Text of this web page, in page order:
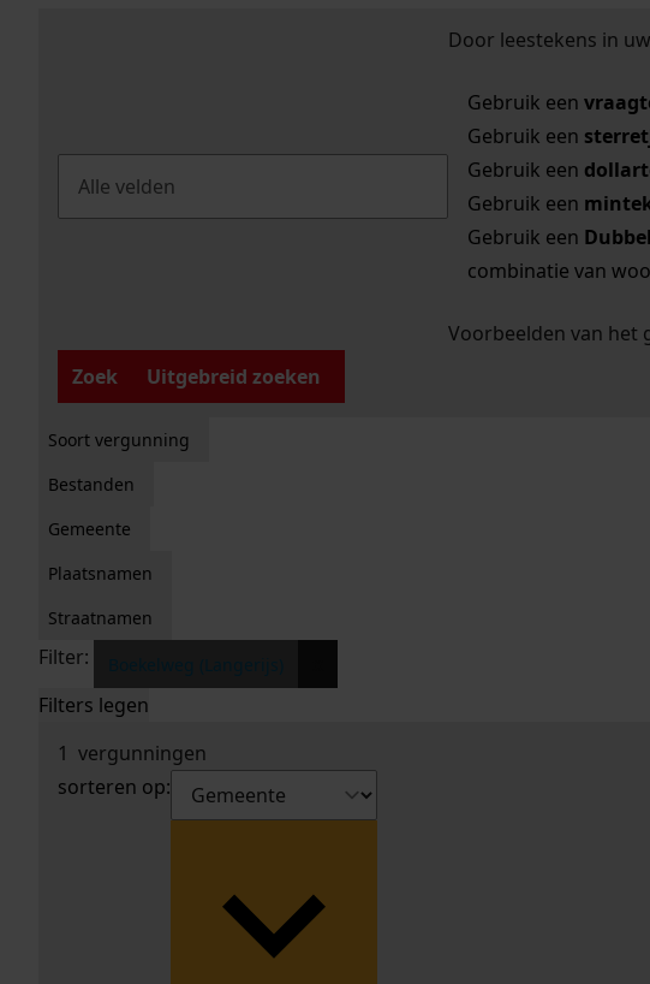
Door leestekens in
Gebruik een
Gebruik een
Gebruik een
Gebruik een
Gebruik een
combinatie van
Voorbeelden van het
Zoek
Uitgebreid zoeken
Soort vergunning
Bestanden
Gemeente
Plaatsnamen
Straatnamen
Filter:
Filters legen
1 vergunningen
sorteren op: